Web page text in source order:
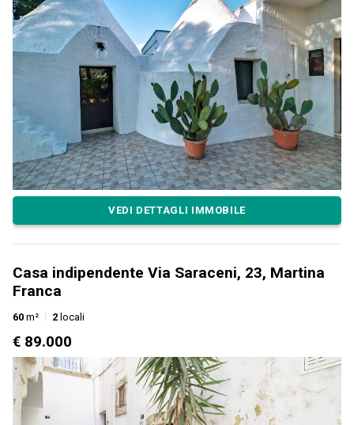
VEDI DETTAGLI IMMOBILE
Casa indipendente Via Saraceni, 23, Martina
Franca
60 m² 2 locali
€ 89.000